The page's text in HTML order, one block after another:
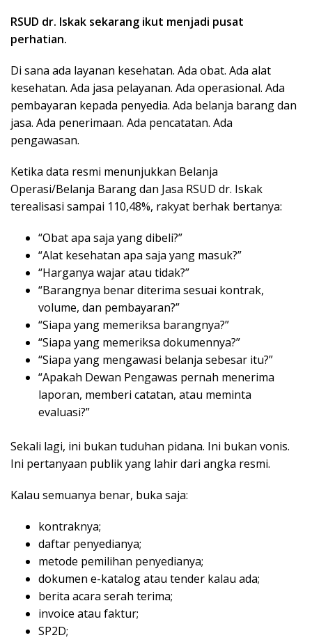
RSUD dr. Iskak sekarang ikut menjadi pusat
perhatian.
Di sana ada layanan kesehatan. Ada obat. Ada alat
kesehatan. Ada jasa pelayanan. Ada operasional. Ada
pembayaran kepada penyedia. Ada belanja barang dan
jasa. Ada penerimaan. Ada pencatatan. Ada
pengawasan.
Ketika data resmi menunjukkan Belanja
Operasi/Belanja Barang dan Jasa RSUD dr. Iskak
terealisasi sampai 110,48%, rakyat berhak bertanya:
“Obat apa saja yang dibeli?”
“Alat kesehatan apa saja yang masuk?”
“Harganya wajar atau tidak?”
“Barangnya benar diterima sesuai kontrak,
volume, dan pembayaran?”
“Siapa yang memeriksa barangnya?”
“Siapa yang memeriksa dokumennya?”
“Siapa yang mengawasi belanja sebesar itu?”
“Apakah Dewan Pengawas pernah menerima
laporan, memberi catatan, atau meminta
evaluasi?”
Sekali lagi, ini bukan tuduhan pidana. Ini bukan vonis.
Ini pertanyaan publik yang lahir dari angka resmi.
Kalau semuanya benar, buka saja:
kontraknya;
daftar penyedianya;
metode pemilihan penyedianya;
dokumen e-katalog atau tender kalau ada;
berita acara serah terima;
invoice atau faktur;
SP2D;